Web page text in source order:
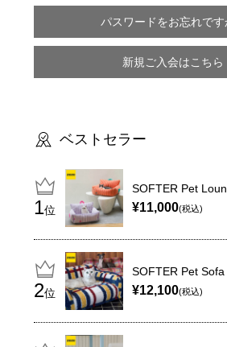
パスワードをお忘れで
新規ご入会はこちら
ベストセラー
位
SOFTER Pet
¥11,000(税込)
位
SOFTER Pet Sofa
¥12,100(税込)